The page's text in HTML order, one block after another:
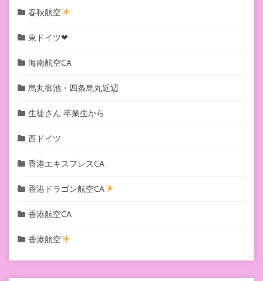
春秋航空
東ドイツ❤︎
海南航空CA
烏丸御池・四条烏丸近辺
生徒さん 卒業生から
西ドイツ
香港エキスプレスCA
香港ドラゴン航空CA
香港航空CA
香港航空